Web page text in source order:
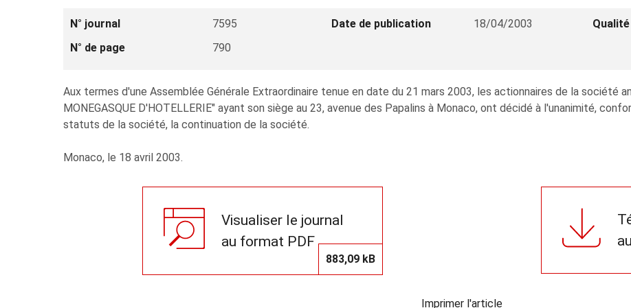
N° journal 7595 Date de publication 18/04/2003
N° de page
790
Aux termes d'une Assemblée Générale Extraordinaire tenue en date du 21 mars 2003, les actionnaires de la société
MONEGASQUE D'HOTELLERIE" ayant son siège au 23, avenue des Papalins à Monaco, ont décidé à l'unanimité,
statuts de la société, la continuation de la société.
Monaco, le 18 avril 2003.
Visualiser le journal
au format PDF
883,09 kB
Imprimer l'article